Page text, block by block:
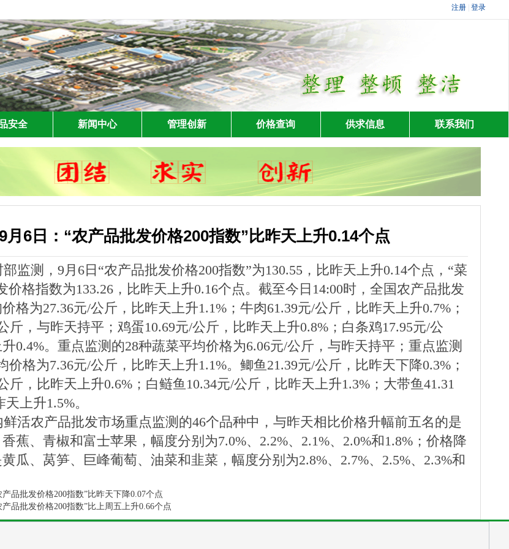
安全 新闻中心 管理创新 价格查询 供求信息 联系我们
9月6日：“农产品批发价格200指数”比昨天上升0.14个点
监测，9月6日“农产品批发价格200指数”为130.55，比昨天上升0.14个点，“菜
价格指数为133.26，比昨天上升0.16个点。截至今日14:00时，全国农产品批发
格为27.36元/公斤，比昨天上升1.1%；牛肉61.39元/公斤，比昨天上升0.7%；
斤，与昨天持平；鸡蛋10.69元/公斤，比昨天上升0.8%；白条鸡17.95元/公
0.4%。重点监测的28种蔬菜平均价格为6.06元/公斤，与昨天持平；重点监测
价格为7.36元/公斤，比昨天上升1.1%。鲫鱼21.39元/公斤，比昨天下降0.3%；
斤，比昨天上升0.6%；白鲢鱼10.34元/公斤，比昨天上升1.3%；大带鱼41.31
上升1.5%。
活农产品批发市场重点监测的46个品种中，与昨天相比价格升幅前五名的是
蕉、青椒和富士苹果，幅度分别为7.0%、2.2%、2.1%、2.0%和1.8%；价格降
瓜、莴笋、巨峰葡萄、油菜和韭菜，幅度分别为2.8%、2.7%、2.5%、2.3%和
产品批发价格200指数”比昨天下降0.07个点
产品批发价格200指数”比上周五上升0.66个点